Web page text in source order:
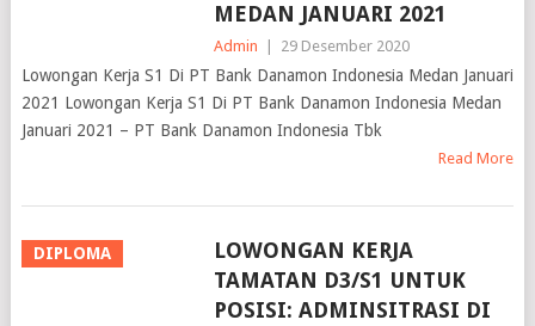
MEDAN JANUARI 2021
Admin 29 Desember 2020
Lowongan Kerja S1 Di PT Bank Danamon Indonesia Medan Januari
2021 Lowongan Kerja S1 Di PT Bank Danamon Indonesia Medan
Januari 2021 – PT Bank Danamon Indonesia Tbk
Read More
DIPLOMA
LOWONGAN KERJA
TAMATAN D3/S1 UNTUK
POSISI: ADMINSITRASI DI